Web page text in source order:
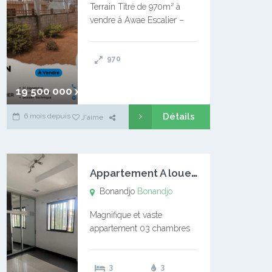
19 500 000 xaf
Terrain Titré de 970m² à
vendre à Awae Escalier –
l’Université Catholique –
970
6 mois depuis J'aime Détails
A
ppartement A louer Bonandjo
Bonandjo Bonandjo
Magnifique et vaste
appartement 03 chambres
douches 01 vaste salon 01
3 3